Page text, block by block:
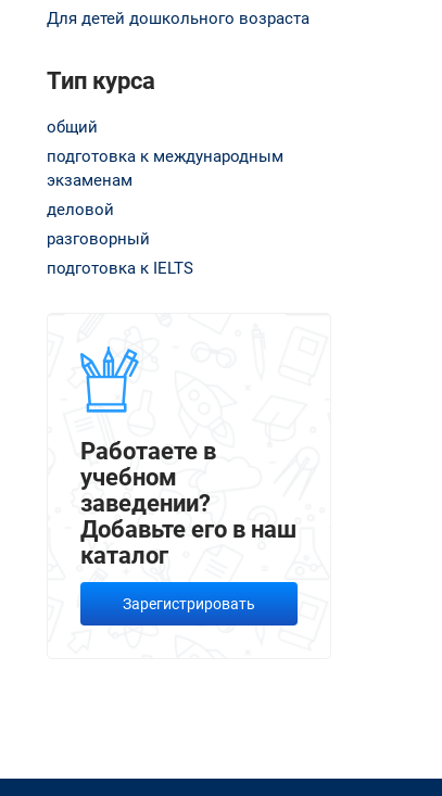
Для детей дошкольного возраста
Тип курса
общий
подготовка к международным
экзаменам
деловой
разговорный
подготовка к IELTS
Работаете в
учебном
заведении?
Добавьте его в наш
каталог
Зарегистрировать